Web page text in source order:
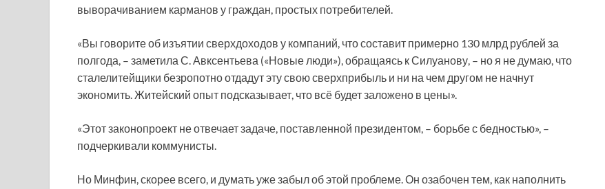
выворачиванием карманов у граждан, простых потребителей.
«Вы говорите об изъятии сверхдоходов у компаний, что составит примерно 130 млрд рублей за
полгода, – заметила С. Авксентьева («Новые люди»), обращаясь к Силуанову, – но я не думаю, что
сталелитейщики безропотно отдадут эту свою сверхприбыль и ни на чем другом не начнут
экономить. Житейский опыт подсказывает, что всё будет заложено в цены».
«Этот законопроект не отвечает задаче, поставленной президентом, – борьбе с бедностью», –
подчеркивали коммунисты.
Но Минфин, скорее всего, и думать уже забыл об этой проблеме. Он озабочен тем, как наполнить